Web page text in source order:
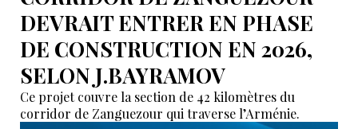
DEVRAIT ENTRER EN PHASE
DE CONSTRUCTION EN 2026,
SELON J.BAYRAMOV
Ce projet couvre la section de 42 kilomètres du
corridor de Zanguezour qui traverse l’Arménie.